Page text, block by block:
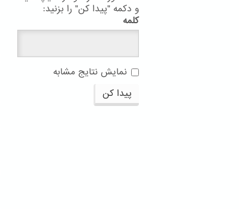
و دکمه "پیدا کن" را بزنید:
کلمه
نمایش نتایج مشابه
پیدا کن